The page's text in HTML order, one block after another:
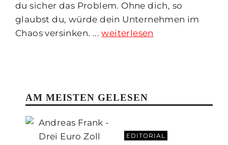
du sicher das Problem. Ohne dich, so
glaubst du, würde dein Unternehmen im
Chaos versinken. ...weiterlesen
AM MEISTEN GELESEN
EDITORIAL